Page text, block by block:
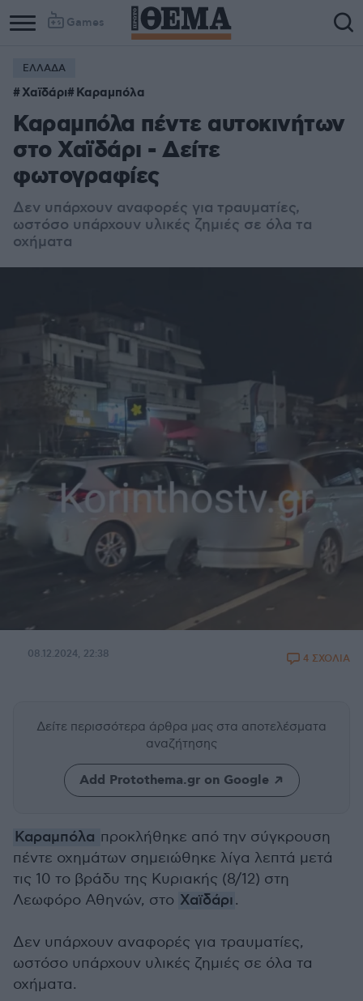
Games
ΕΛΛΑΔΑ
Χαϊδάρι Καραμπόλα
Καραμπόλα πέντε αυτοκινήτων
στο Χαϊδάρι - Δείτε
φωτογραφίες
Δεν υπάρχουν αναφορές για τραυματίες,
ωστόσο υπάρχουν υλικές ζημιές σε όλα τα
οχήματα
08.12.2024, 22:38 4 ΣΧΟΛΙΑ
Δείτε περισσότερα άρθρα μας στα αποτελέσματα
αναζήτησης
Add Protothema.gr on Google
Καραμπόλα προκλήθηκε από την σύγκρουση
πέντε οχημάτων σημειώθηκε λίγα λεπτά μετά
τις 10 το βράδυ της Κυριακής (8/12) στη
Λεωφόρο Αθηνών, στο Χαϊδάρι.
Δεν υπάρχουν αναφορές για τραυματίες,
ωστόσο υπάρχουν υλικές ζημιές σε όλα τα
οχήματα.